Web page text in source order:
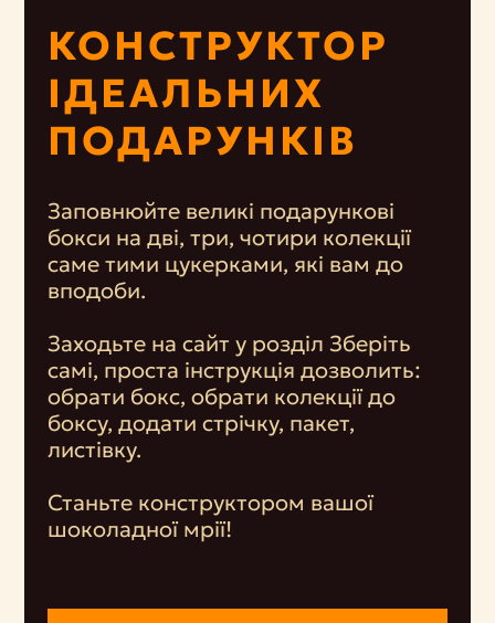
КОНСТРУКТОР
ІДЕАЛЬНИХ
ПОДАРУНКІВ
Заповнюйте великі подарункові
бокси на дві, три, чотири колекції
саме тими цукерками, які вам до
вподоби.
Заходьте на сайт у розділ Зберіть
самі, проста інструкція дозволить:
обрати бокс, обрати колекції до
боксу, додати стрічку, пакет,
листівку.
Станьте конструктором вашої
шоколадної мрії!